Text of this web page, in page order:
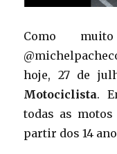
Como
hoje, 27 de
Motociclista.
todas as
partir dos 14